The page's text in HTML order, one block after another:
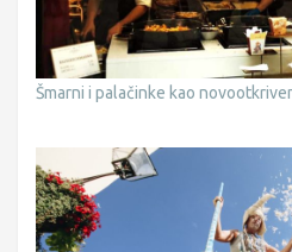
Šmarni i palačinke kao